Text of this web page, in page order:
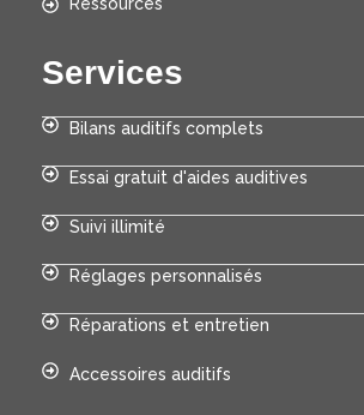
Services
Bilans auditifs complets
Essai gratuit d'aides auditives
Suivi illimité
Réglages personnalisés
Réparations et entretien
Accessoires auditifs